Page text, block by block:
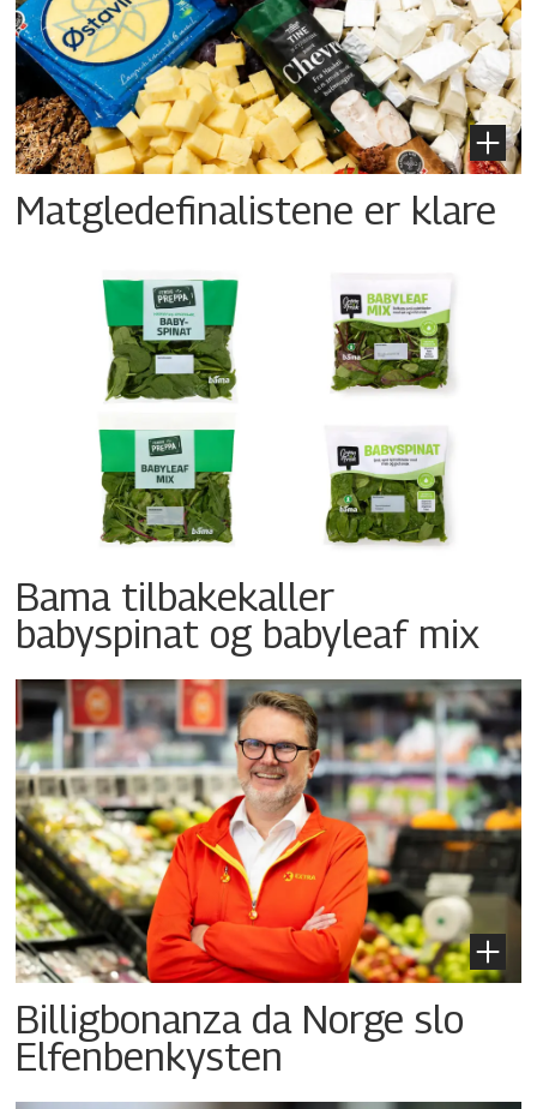
Matgledefinalistene er klare
Bama tilbakekaller
babyspinat og babyleaf mix
Billigbonanza da Norge slo
Elfenbenkysten